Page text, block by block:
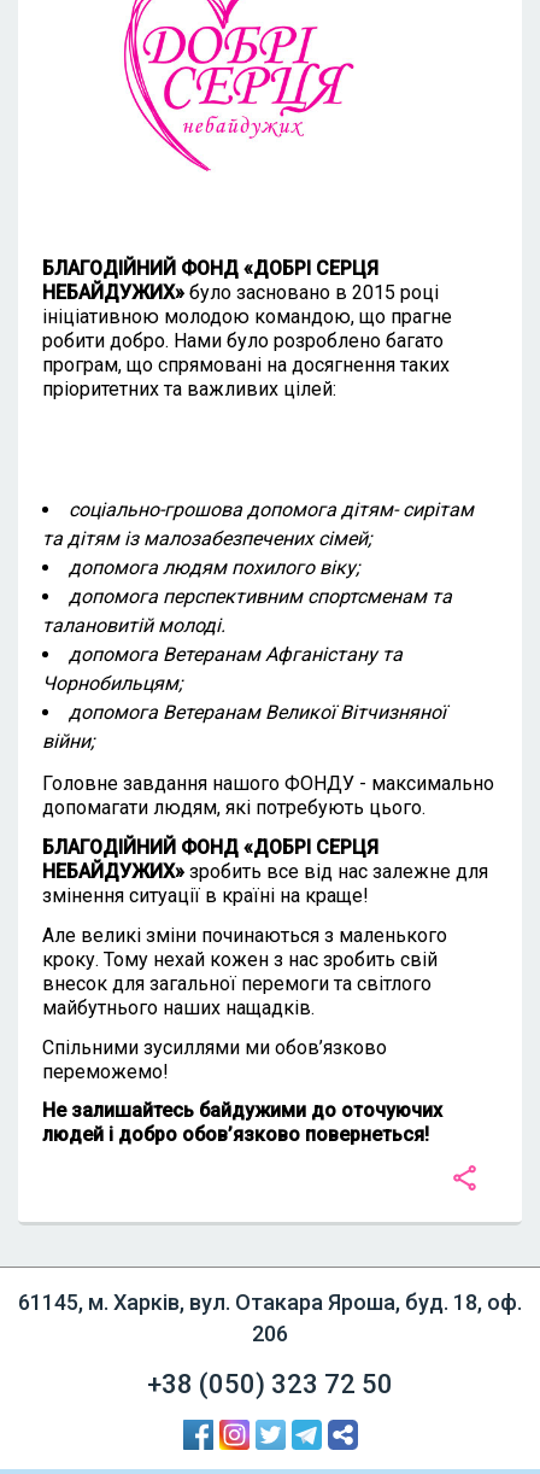
БЛАГОДІЙНИЙ ФОНД «ДОБРІ СЕРЦЯ
НЕБАЙДУЖИХ» було засновано в 2015 році
ініціативною молодою командою, що прагне
робити добро. Нами було розроблено багато
програм, що спрямовані на досягнення таких
пріоритетних та важливих цілей:
соціально-грошова допомога дітям- сирітам
та дітям із малозабезпечених сімей;
допомога людям похилого віку;
допомога перспективним спортсменам та
талановитій молоді.
допомога Ветеранам Афганістану та
Чорнобильцям;
допомога Ветеранам Великої Вітчизняної
війни;
Головне завдання нашого ФОНДУ - максимально
допомагати людям, які потребують цього.
БЛАГОДІЙНИЙ ФОНД «ДОБРІ СЕРЦЯ
НЕБАЙДУЖИХ» зробить все від нас залежне для
змінення ситуації в країні на краще!
Але великі зміни починаються з маленького
кроку. Тому нехай кожен з нас зробить свій
внесок для загальної перемоги та світлого
майбутнього наших нащадків.
Спільними зусиллями ми обов’язково
переможемо!
Не залишайтесь байдужими до оточуючих
людей і добро обов’язково повернеться!
61145, м. Харків, вул. Отакара Яроша, буд. 18, оф.
206
+38 (050) 323 72 50